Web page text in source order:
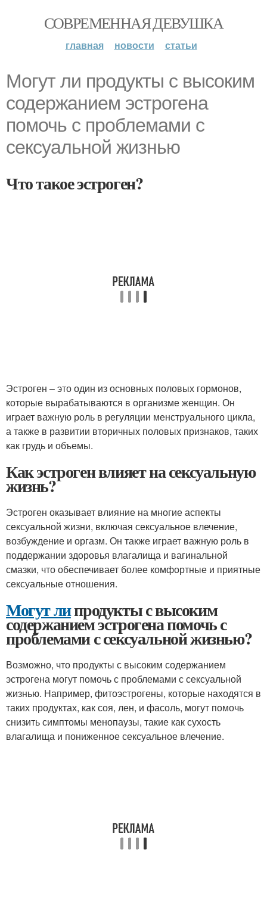
СОВРЕМЕННАЯ ДЕВУШКА
главная новости статьи
Могут ли продукты с высоким
содержанием эстрогена
помочь с проблемами с
сексуальной жизнью
Что такое эстроген?
Эстроген – это один из основных половых гормонов,
которые вырабатываются в организме женщин. Он
играет важную роль в регуляции менструального цикла,
а также в развитии вторичных половых признаков, таких
как грудь и объемы.
Как эстроген влияет на сексуальную
жизнь?
Эстроген оказывает влияние на многие аспекты
сексуальной жизни, включая сексуальное влечение,
возбуждение и оргазм. Он также играет важную роль в
поддержании здоровья влагалища и вагинальной
смазки, что обеспечивает более комфортные и приятные
сексуальные отношения.
Могут липродукты с высоким
содержанием эстрогена помочь с
проблемами с сексуальной жизнью?
Возможно, что продукты с высоким содержанием
эстрогена могут помочь с проблемами с сексуальной
жизнью. Например, фитоэстрогены, которые находятся в
таких продуктах, как соя, лен, и фасоль, могут помочь
снизить симптомы менопаузы, такие как сухость
влагалища и пониженное сексуальное влечение.